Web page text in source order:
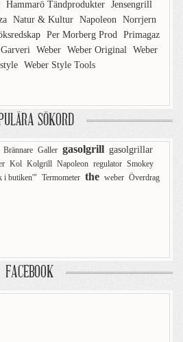
Hammarö Tändprodukter Jensengrill
Natur & Kultur Napoleon Norrjern
Per Morberg Prod Primagaz
Weber Weber Original Weber
Weber Style Tools
SÖKORD
Brännare Galler gasolgrill gasolgrillar
Kol Kolgrill Napoleon regulator Smokey
i butiken'" Termometer the weber Överdrag
FACEBOOK